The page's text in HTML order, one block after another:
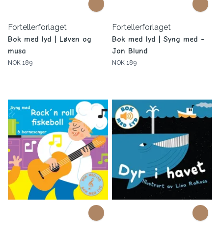
Fortellerforlaget
Bok med lyd | Løven og
musa
NOK 189
Fortellerforlaget
Bok med lyd | Syng med -
Jon Blund
NOK 189